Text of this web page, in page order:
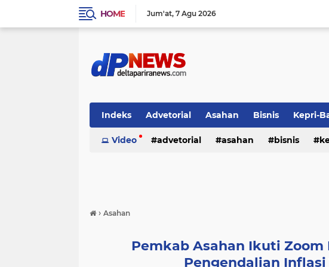
HOME Jum'at 7 Agu 2026
Indeks Advetorial Asahan Bisnis Kepri-
Video advetorial asahan bisnis
› Asahan
Pemkab Asahan Ikuti
Pengendalian Inflasi